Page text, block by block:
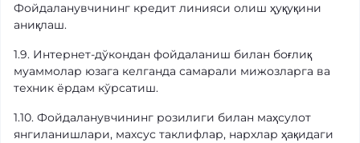
Фойдаланувчининг кредит линияси олиш ҳуқуқини
аниқлаш.
1.9. Интернет-дўкондан фойдаланиш билан боғлиқ
муаммолар юзага келганда самарали мижозларга ва
техник ёрдам кўрсатиш.
1.10. Фойдаланувчининг розилиги билан маҳсулот
янгиланишлари, махсус таклифлар, нархлар ҳақидаги